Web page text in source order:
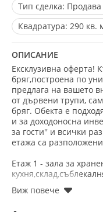
Тип сделка:
Квадратура: 290 кв.
ОПИСАНИЕ
Ексклузивна оферта!
бряг,построена по
предлага на вашето
от дървени трупи,
бряг. Обекта е
и за доходоносна
за гости'' и всички
етажа са
Етаж 1 - зала за
панели.